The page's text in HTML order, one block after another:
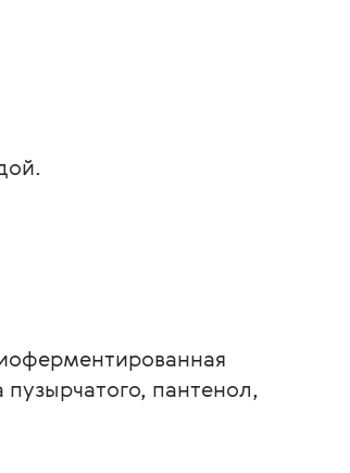
пантенол,